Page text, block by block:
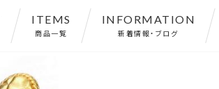
ITEMS
商品一覧
INFORMATION
新着情報・ブログ